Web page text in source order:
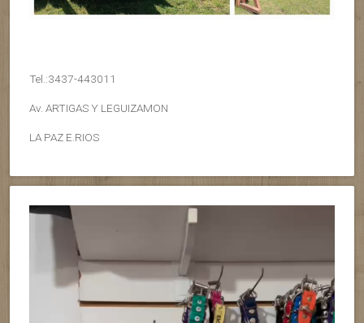
Tel.:3437-443011
Av. ARTIGAS Y LEGUIZAMON
LA PAZ E.RIOS
Reproductor